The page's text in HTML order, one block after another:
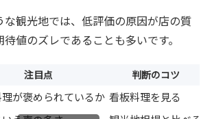
な観光地では、低評価の原因が店の質
値のズレであることも多いです。
注目点 判断のコツ
理が褒められているか 看板料理を見る